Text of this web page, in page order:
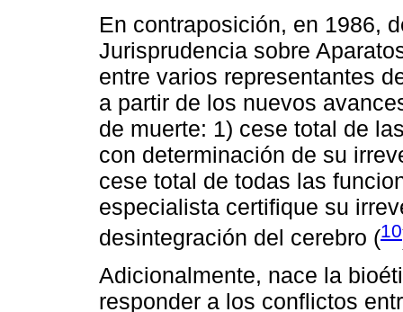
En contraposición, en 1986,
Jurisprudencia sobre
entre varios representantes
a partir de los nuevos
de muerte: 1) cese total de
con determinación de su
cese total de todas las
especialista certifique su
desintegración del cerebro (10
Adicionalmente, nace la
responder a los conflictos